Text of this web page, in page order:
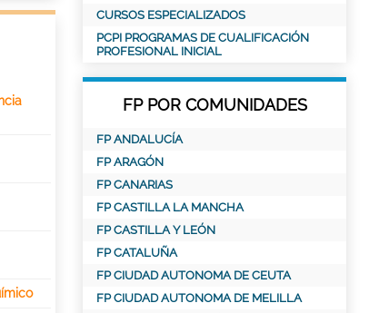
CURSOS ESPECIALIZADOS
PCPI PROGRAMAS DE CUALIFICACIÓN
PROFESIONAL INICIAL
FP POR COMUNIDADES
FP ANDALUCÍA
FP ARAGÓN
FP CANARIAS
FP CASTILLA LA MANCHA
FP CASTILLA Y LEÓN
FP CATALUÑA
FP CIUDAD AUTONOMA DE CEUTA
FP CIUDAD AUTONOMA DE MELILLA